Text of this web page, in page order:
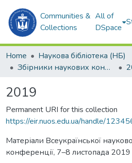
Communities &
Collections
All of
DSpace
Home
Наукова бібліотека (НБ)
Збірники наукових конференцій (НБ)
2019
Permanent URI for this collection
https://eir.nuos.edu.ua/handle/
Матеріали Всеукраїнської
конференції, 7–8 листопада